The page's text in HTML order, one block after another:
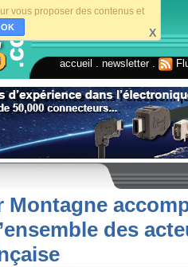
vous proposer des contenus et
OK X
accueil newsletter.
Montagne
des